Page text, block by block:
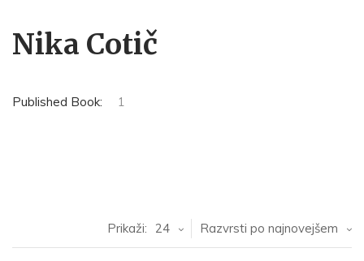
Nika Cotič
Published Book: 1
Razvrsti po najnovejšem
Prikaži: 24